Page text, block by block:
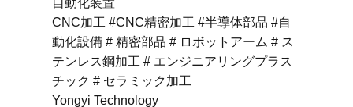
自動化装置
CNC加工 #CNC精密加工 #半導体部品 #自
動化設備 # 精密部品 # ロボットアーム # ス
テンレス鋼加工 # エンジニアリングプラス
チック # セラミック加工
Yongyi Technology